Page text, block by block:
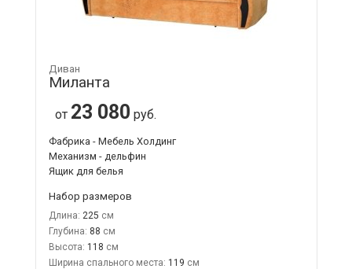
Диван
Миланта
от 23 080 руб.
Фабрика - Мебель Холдинг
Механизм - дельфин
Ящик для белья
Набор размеров
Длина: 225
Глубина: 88
Высота: 118
Ширина спального места: 119